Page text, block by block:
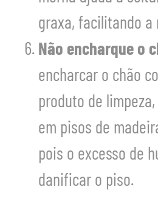
graxa, facilitando a
Não encharque o
encharcar o chão
produto de
em pisos de
pois o excesso de
danificar o piso.